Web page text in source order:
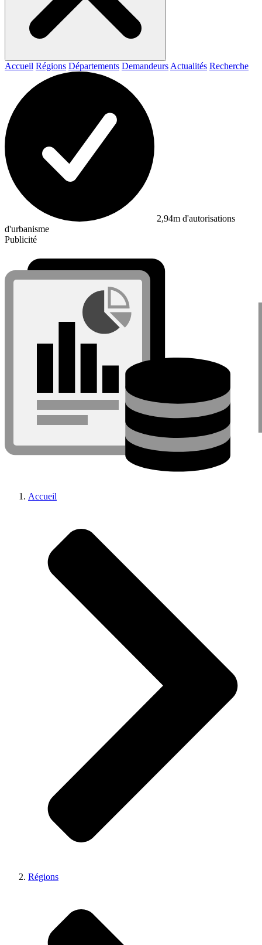
Accueil Régions Départements Demandeurs Actualités Recherche
2,94m d'autorisations
d'urbanisme
Publicité
Accueil
Régions